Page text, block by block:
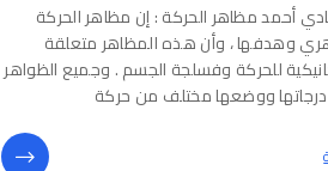
أحمد مظاهر الحركة : إن مظاهر الحركة
وهدفها ، وأن هذه المظاهر متعلقة
للحركة وفسلجة الجسم . وجميع الظواهر
ووضعها مختلف من حركة